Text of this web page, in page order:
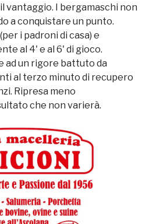
vantaggio. I bergamaschi non
a conquistare un punto.
i padroni di casa) e
al 4' e al 6' di gioco.
ad un rigore battuto da
al terzo minuto di recupero
Ripresa meno
che non varierà.